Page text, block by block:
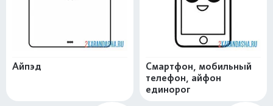
Айпэд
Смартфон, мобильный
телефон, айфон
единорог